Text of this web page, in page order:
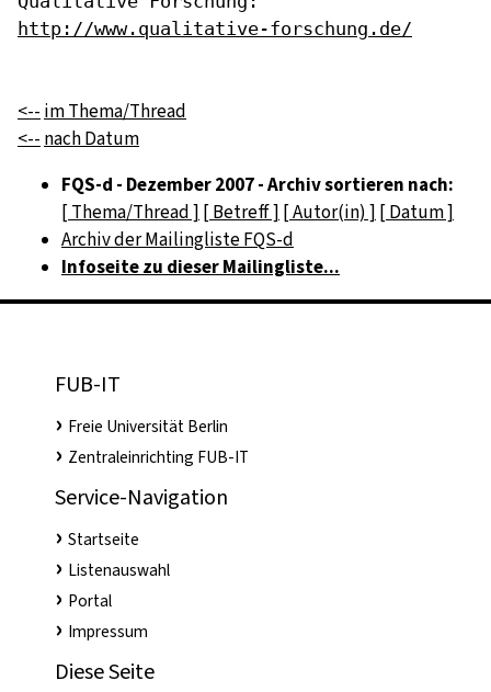
http://www.qualitative-forschung.de/
<-- im Thema/Thread
<-- nach Datum
FQS-d - Dezember 2007 - Archiv sortieren nach:
[ Thema/Thread ] [ Betreff ] [ Autor(in) ] [ Datum ]
Archiv der Mailingliste FQS-d
Infoseite zu dieser Mailingliste...
FUB-IT
Freie Universität Berlin
Zentraleinrichting FUB-IT
Service-Navigation
Startseite
Listenauswahl
Portal
Impressum
Diese Seite